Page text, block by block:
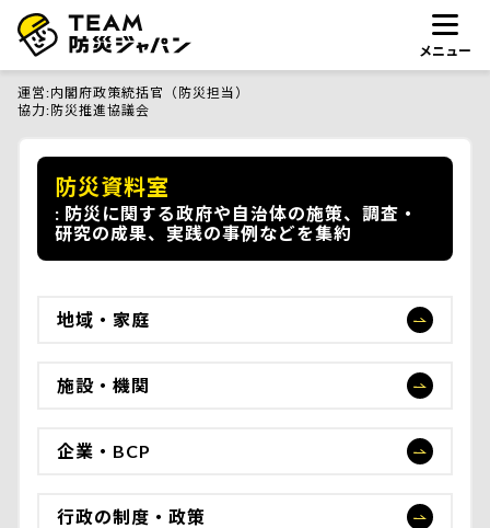
メニュー
運営 内閣府政策統括官（防災担当）
協力 防災推進協議会
防災資料室
防災に関する政府や自治体の施策、調査・
研究の成果、実践の事例などを集約
地域・家庭
施設・機関
企業・BCP
行政の制度・政策